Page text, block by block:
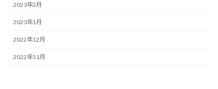
2023年2月
2023年1月
2022年12月
2022年11月